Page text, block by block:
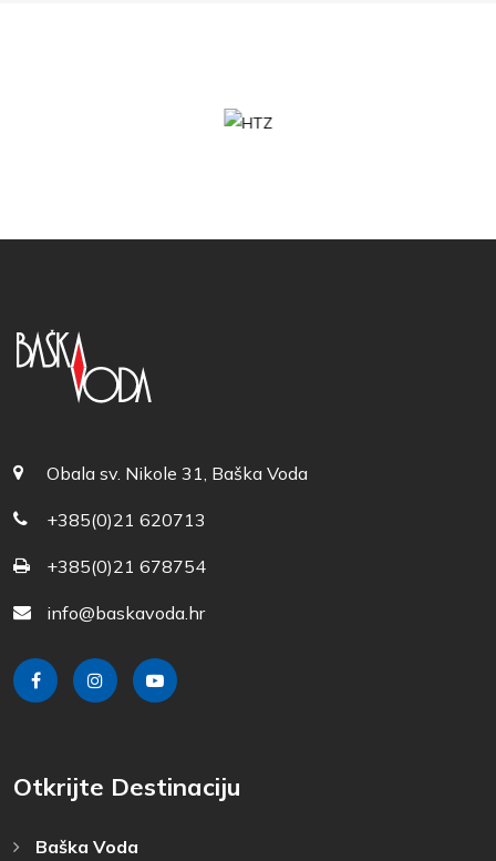
Obala sv. Nikole 31, Baška Voda
+385(0)21 620713
+385(0)21 678754
info@baskavoda.hr
Otkrijte Destinaciju
Baška Voda